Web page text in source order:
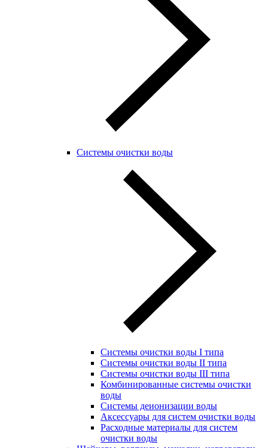
Системы очистки воды
Системы очистки воды I типа
Системы очистки воды II типа
Системы очистки воды III типа
Комбинированные системы очистки
воды
Системы деионизации воды
Аксессуары для систем очистки воды
Расходные материалы для систем
очистки воды